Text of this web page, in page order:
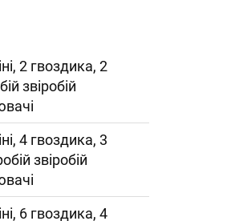
2 гвоздика, 2
звіробій
4 гвоздика, 3
звіробій
6 гвоздика, 4